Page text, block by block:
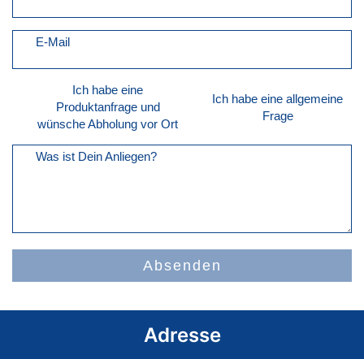
E-Mail
Ich habe eine
Produktanfrage und
wünsche Abholung vor Ort
Ich habe eine allgemeine
Frage
Was ist Dein Anliegen?
Absenden
Adresse